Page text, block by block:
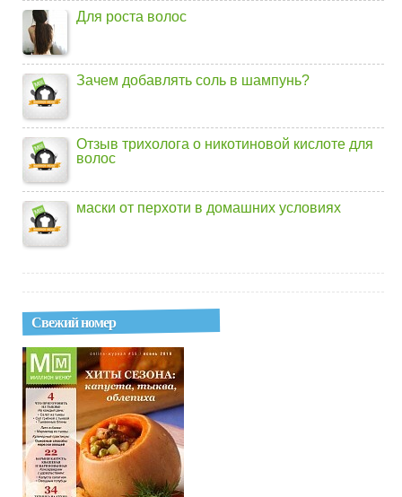
Для роста волос
Зачем добавлять соль в шампунь?
Отзыв трихолога о никотиновой кислоте для
волос
маски от перхоти в домашних условиях
Свежий номер